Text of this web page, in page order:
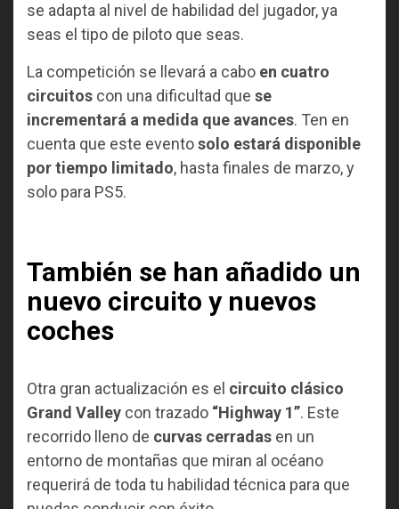
se adapta al nivel de habilidad del jugador, ya
seas el tipo de piloto que seas.
La competición se llevará a cabo en cuatro
circuitos con una dificultad que se
incrementará a medida que avances. Ten en
cuenta que este eventosolo estará disponible
por tiempo limitado, hasta finales de marzo, y
solo para PS5.
También se han añadido un
nuevo circuito y nuevos
coches
Otra gran actualización es el circuito clásico
Grand Valley con trazado “Highway 1”. Este
recorrido lleno de curvas cerradas en un
entorno de montañas que miran al océano
requerirá de toda tu habilidad técnica para que